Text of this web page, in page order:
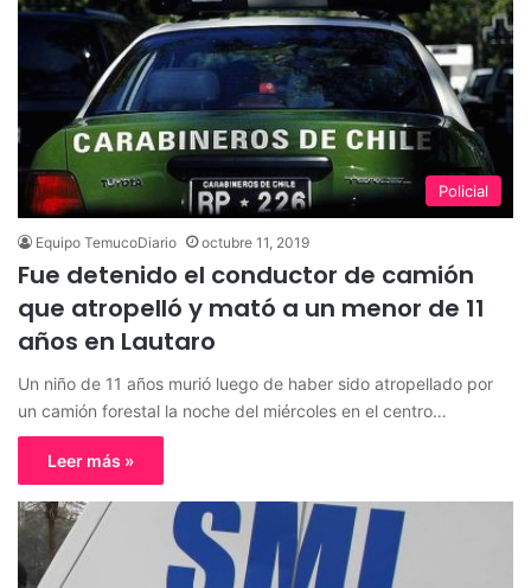
Policial
Equipo TemucoDiario octubre 11, 2019
Fue detenido el conductor de camión
que atropelló y mató a un menor de 11
años en Lautaro
Un niño de 11 años murió luego de haber sido atropellado por
un camión forestal la noche del miércoles en el centro…
Leer más »